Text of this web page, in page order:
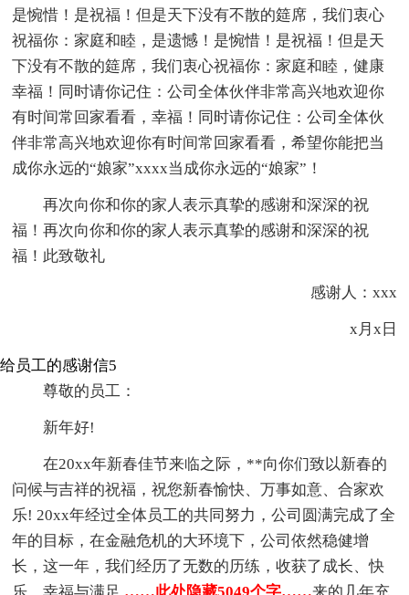
是惋惜！是祝福！但是天下没有不散的筵席，我们衷心
祝福你：家庭和睦，是遗憾！是惋惜！是祝福！但是天
下没有不散的筵席，我们衷心祝福你：家庭和睦，健康
幸福！同时请你记住：公司全体伙伴非常高兴地欢迎你
有时间常回家看看，幸福！同时请你记住：公司全体伙
伴非常高兴地欢迎你有时间常回家看看，希望你能把当
成你永远的“娘家”xxxx当成你永远的“娘家”！
再次向你和你的家人表示真挚的感谢和深深的祝
福！再次向你和你的家人表示真挚的感谢和深深的祝
福！此致敬礼
感谢人：xxx
x月x日
给员工的感谢信5
尊敬的员工：
新年好!
在20xx年新春佳节来临之际，**向你们致以新春的
问候与吉祥的祝福，祝您新春愉快、万事如意、合家欢
乐! 20xx年经过全体员工的共同努力，公司圆满完成了全
年的目标，在金融危机的大环境下，公司依然稳健增
长，这一年，我们经历了无数的历练，收获了成长、快